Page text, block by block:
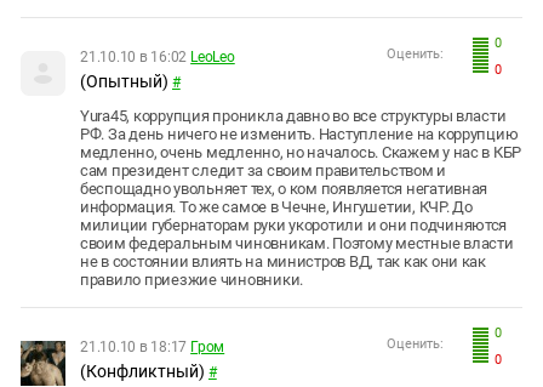
0
0
Оценить:
21.10.10 в 16:02 LeoLeo
(Опытный) #
Yura45, коррупция проникла давно во все структуры власти
РФ. За день ничего не изменить. Наступление на коррупцию
медленно, очень медленно, но началось. Скажем у нас в КБР
сам президент следит за своим правительством и
беспощадно увольняет тех, о ком появляется негативная
информация. То же самое в Чечне, Ингушетии, КЧР. До
милиции губернаторам руки укоротили и они подчиняются
своим федеральным чиновникам. Поэтому местные власти
не в состоянии влиять на министров ВД, так как они как
правило приезжие чиновники.
0
0
Оценить:
21.10.10 в 18:17 Гром
(Конфликтный) #